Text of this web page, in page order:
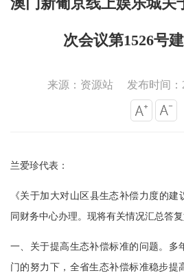
次会议第1526号
来源：资源站 发布时间：
兰爱珍代表：
《关于加大对山区县生态补偿力度的建
同财务中心办理。现将有关情况汇总答复
一、关于提高生态补偿标准的问题。多
门的努力下，全省生态补偿标准稳步提